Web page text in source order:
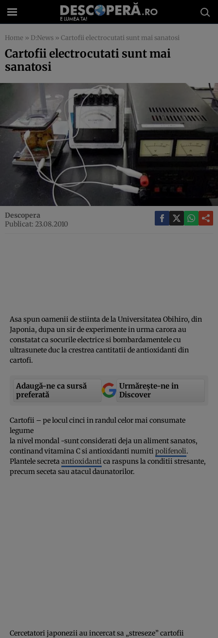
Home » D:News » Cartofii electrocutati sunt mai sanatosi
Cartofii electrocutati sunt mai
sanatosi
Descopera
Publicat: 23.08.2010
Asa spun oamenii de stiinta de la Universitatea Obihiro, din
Japonia, dupa un sir de experimente in urma carora au
constatat ca socurile electrice si bombardamentele cu
ultrasunete duc la crestrea cantitatii de antioxidanti din
cartofi.
Adaugă-ne ca sursă
preferată
Urmărește-ne in
Discover
Cartofii – pe locul cinci in randul celor mai consumate
legume
la nivel mondal -sunt considerati deja un aliment sanatos,
continand vitamina C si antioxidanti numiti polifenoli.
Plantele secreta antioxidanti ca raspuns la conditii stresante,
precum seceta sau atacul daunatorilor.
Cercetatori japonezii au incercat sa „streseze” cartofii